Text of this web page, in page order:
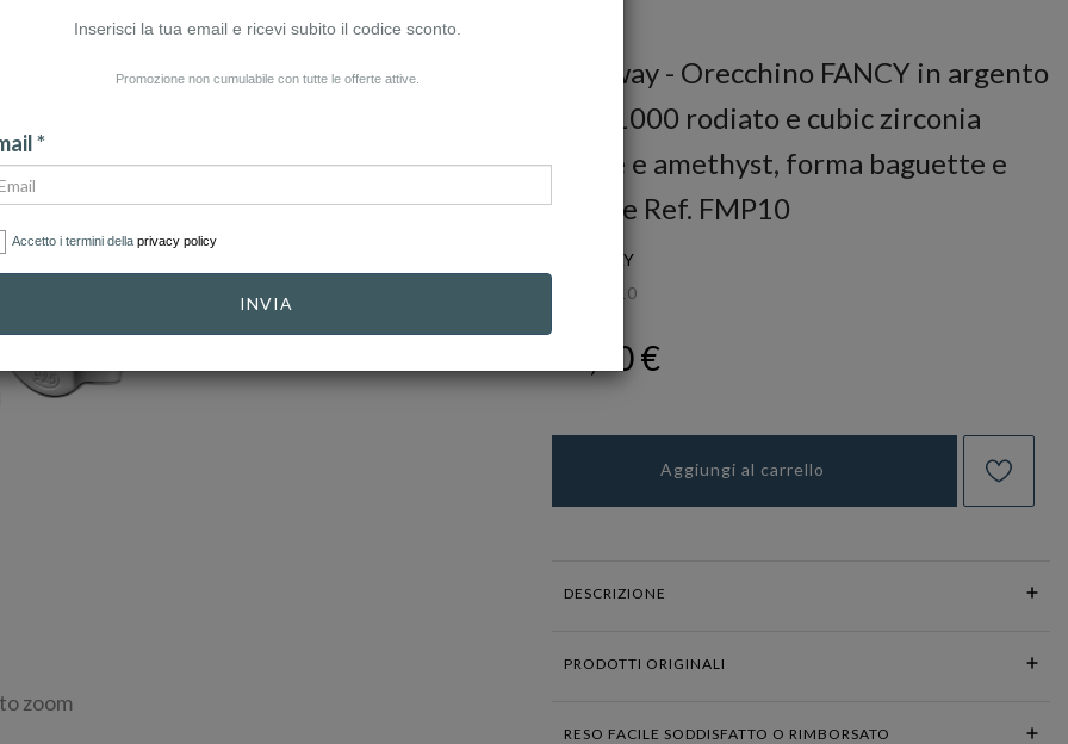
zoom
Brosway - Orecchino FANCY in argento
925/1000 rodiato e cubic zirconia
white e amethyst, forma baguette e
square Ref. FMP10
BROSWAY
FMP10
19,00 €
Aggiungi al carrello
DESCRIZIONE
PRODOTTI ORIGINALI
RESO FACILE SODDISFATTO O RIMBORSATO
Inserisci la tua email e ricevi subito il codice sconto.
Promozione non cumulabile con tutte le offerte attive.
*
Accetto i termini della privacy policy
INVIA